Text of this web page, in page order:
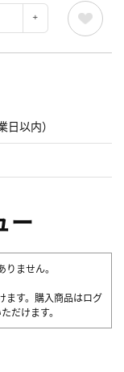
以内）
ー
ません。
ます。購入商品はログ
だけます。